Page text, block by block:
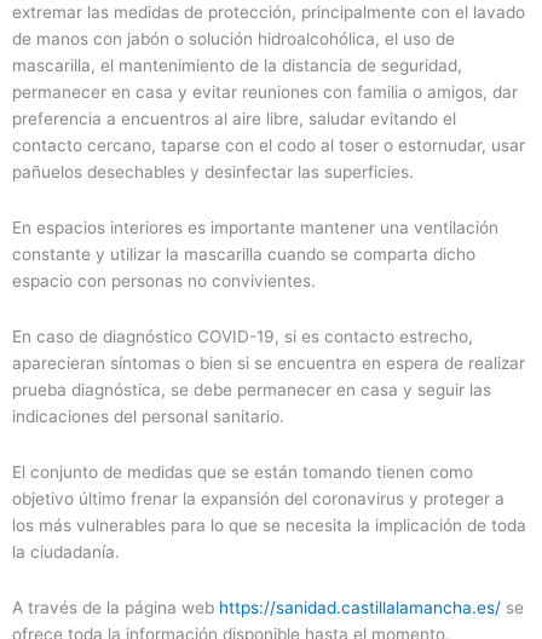
extremar las medidas de protección, principalmente con el lavado
de manos con jabón o solución hidroalcohólica, el uso de
mascarilla, el mantenimiento de la distancia de seguridad,
permanecer en casa y evitar reuniones con familia o amigos, dar
preferencia a encuentros al aire libre, saludar evitando el
contacto cercano, taparse con el codo al toser o estornudar, usar
pañuelos desechables y desinfectar las superficies.
En espacios interiores es importante mantener una ventilación
constante y utilizar la mascarilla cuando se comparta dicho
espacio con personas no convivientes.
En caso de diagnóstico COVID-19, si es contacto estrecho,
aparecieran síntomas o bien si se encuentra en espera de realizar
prueba diagnóstica, se debe permanecer en casa y seguir las
indicaciones del personal sanitario.
El conjunto de medidas que se están tomando tienen como
objetivo último frenar la expansión del coronavirus y proteger a
los más vulnerables para lo que se necesita la implicación de toda
la ciudadanía.
A través de la página web https://sanidad.castillalamancha.es/ se
ofrece toda la información disponible hasta el momento.